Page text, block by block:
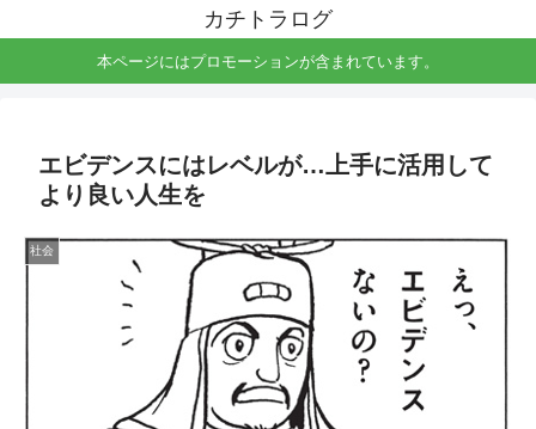
カチトラログ
本ページにはプロモーションが含まれています。
エビデンスにはレベルが…上手に活用して
より良い人生を
社会